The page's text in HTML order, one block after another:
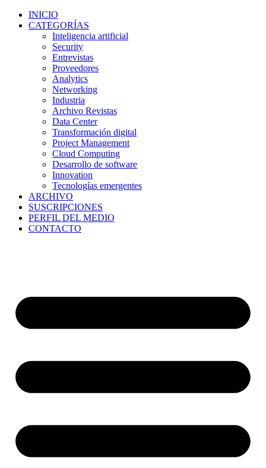
INICIO
CATEGORÍAS
Inteligencia artificial
Security
Entrevistas
Proveedores
Analytics
Networking
Industria
Archivo Revistas
Data Center
Transformación digital
Project Management
Cloud Computing
Desarrollo de software
Innovation
Tecnologías emergentes
ARCHIVO
SUSCRIPCIONES
PERFIL DEL MEDIO
CONTACTO